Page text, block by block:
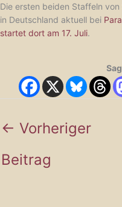
Die ersten beiden Staffeln
in Deutschland aktuell bei
startet dort am 17. Juli.
← Vorheriger
Beitrag